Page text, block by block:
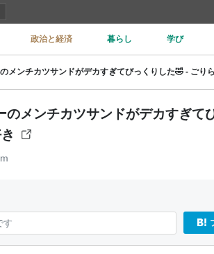
政治と経済 暮らし 学び
のメンチカツサンドがデカすぎて
す